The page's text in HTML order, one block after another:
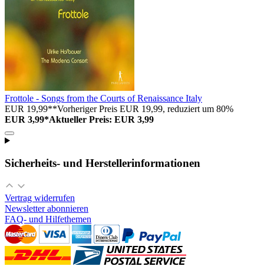
Frottole - Songs from the Courts of Renaissance Italy
EUR 19,99**Vorheriger Preis EUR 19,99, reduziert um 80%
EUR 3,99*Aktueller Preis: EUR 3,99
Sicherheits- und Herstellerinformationen
Vertrag widerrufen
Newsletter abonnieren
FAQ- und Hilfethemen